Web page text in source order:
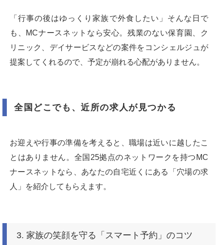
「行事の後はゆっくり家族で外食したい」そんな日で
も、MCナースネットなら安心。残業のない保育園、ク
リニック、デイサービスなどの案件をコンシェルジュが
提案してくれるので、予定が崩れる心配がありません。
全国どこでも、近所の求人が見つかる
お迎えや行事の準備を考えると、職場は近いに越したこ
とはありません。全国25拠点のネットワークを持つMC
ナースネットなら、あなたの自宅近くにある「穴場の求
人」を紹介してもらえます。
3. 家族の笑顔を守る「スマート予約」のコツ